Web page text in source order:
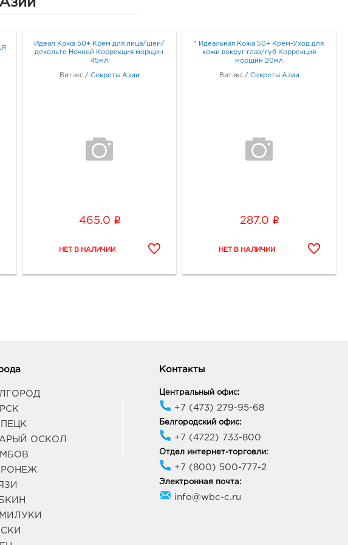
город Ростов-на-Дону, г
Ростов-на-Дону, пер
График работы:
344038, Ростовская область,
г.о. город Ростов-на-Дону, г
Коммунистический: 415.0
руб.
347933, Ростовская область, г.о.
10:00 - 21:00
Таганрог Мармелад: 415.0
347930, Ростовская область,
10:00 - 22:00
Идеал Кожа 50+ Крем для лица/шеи/
декольте Ночной Коррекция морщин
45мл
Витэкс / Секреты Азии
465.0 i
* Идеальная Кожа 50+ Крем-Уход для
кожи вокруг глаз/губ Коррекция
морщин 20мл
Витэкс / Секреты Азии
287.0 i
ОСКОЛ
Контакты
Центральный офис:
+7 (473) 279-95-68
Белгородский офис:
+7 (4722) 733-800
Отдел интернет-торговли:
+7 (800) 500-777-2
Электронная почта:
info@wbc-c.ru